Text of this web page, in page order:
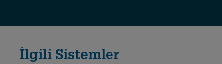
İlgili Sistemler